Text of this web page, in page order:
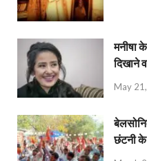
मनीषा
दिखाने
May
छंटनी